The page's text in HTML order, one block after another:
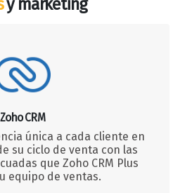
Zoho CRM
única a cada cliente en
su ciclo de venta con las
que Zoho CRM Plus
equipo de ventas.